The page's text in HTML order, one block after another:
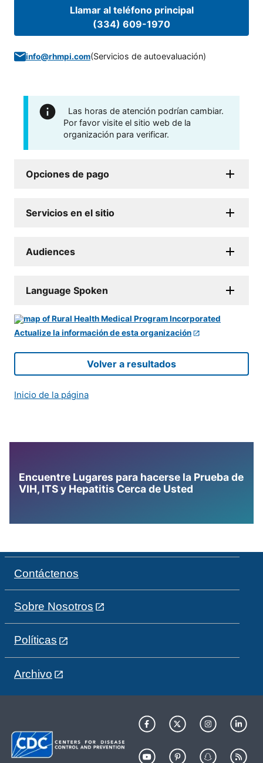
Llamar al teléfono principal
(334) 609-1970
info@rhmpi.com(Servicios de autoevaluación)
Las horas de atención podrían cambiar.
Por favor visite el sitio web de la
organización para verificar.
Opciones de pago
Servicios en el sitio
Audiences
Language Spoken
Actualize la información de esta organización
Volver a resultados
Inicio de la página
Encuentre Lugares para hacerse la Prueba de
VIH, ITS y Hepatitis Cerca de Usted
Contáctenos
Sobre Nosotros
Políticas
Archivo